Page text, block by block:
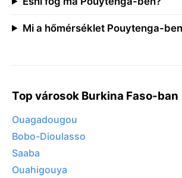
Mi a hőmérséklet Pouytenga-
Top városok Burkina Faso-ban
Ouagadougou
Bobo-Dioulasso
Saaba
Ouahigouya